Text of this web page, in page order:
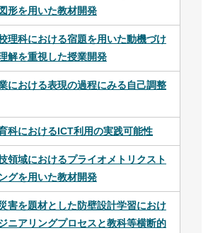
形を用いた教材開発
理科における宿題を用いた動機づけ
解を重視した授業開発
における表現の過程にみる自己調整
科におけるICT利用の実践可能性
領域におけるプライオメトリクスト
グを用いた教材開発
害を題材とした防壁設計学習におけ
ニアリングプロセスと教科等横断的